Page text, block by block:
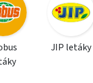
JIP letáky